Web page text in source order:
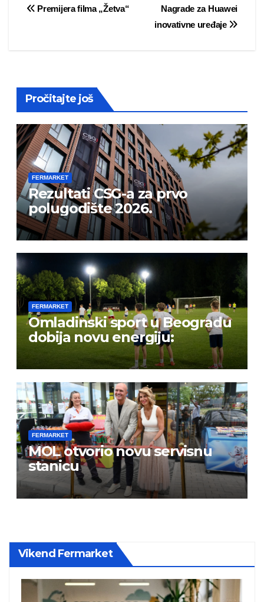
Post
Nagrade za Huawei
inovativne uređaje
Premijera filma „Žetva“
Pročitajte još
FERMARKET
Rezultati CSG-a za prvo
polugodište 2026.
FERMARKET
Omladinski sport u Beogradu
dobija novu energiju:
FERMARKET
MOL otvorio novu servisnu
stanicu
Vikend Fermarket